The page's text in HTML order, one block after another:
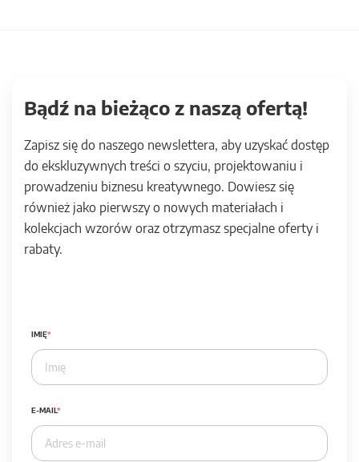
Bądź na bieżąco z naszą ofertą!
Zapisz się do naszego newslettera, aby uzyskać dostęp
do ekskluzywnych treści o szyciu, projektowaniu i
prowadzeniu biznesu kreatywnego. Dowiesz się
również jako pierwszy o nowych materiałach i
kolekcjach wzorów oraz otrzymasz specjalne oferty i
rabaty.
IMIĘ
E-MAIL